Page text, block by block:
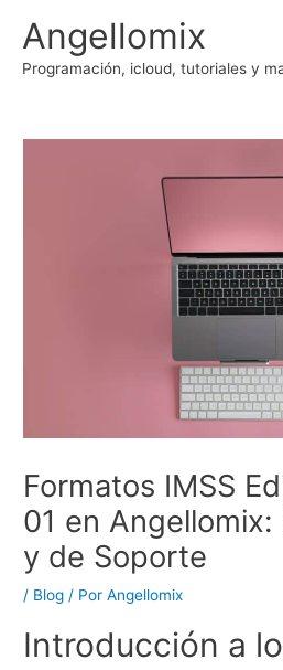
contenido
Angellomix
Programación, icloud, tutoriales y
Formatos IMSS
01 en Angellomix:
y de Soporte
/ Blog / PorAngellomix
Introducción a